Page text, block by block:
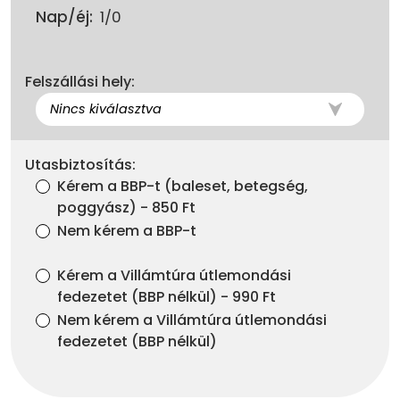
Nap/éj: 1/0
Felszállási hely:
Utasbiztosítás:
Kérem a BBP-t (baleset, betegség,
poggyász) - 850 Ft
Nem kérem a BBP-t
Kérem a Villámtúra útlemondási
fedezetet (BBP nélkül) - 990 Ft
Nem kérem a Villámtúra útlemondási
fedezetet (BBP nélkül)